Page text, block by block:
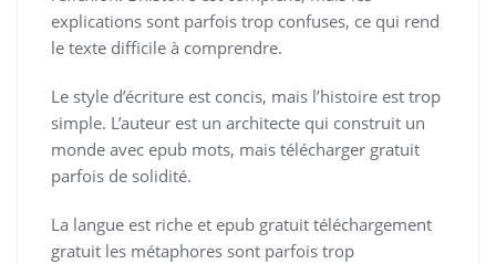
explications sont parfois trop confuses, ce qui rend
le texte difficile à comprendre.
Le style d’écriture est concis, mais l’histoire est trop
simple. L’auteur est un architecte qui construit un
monde avec epub mots, mais télécharger gratuit
parfois de solidité.
La langue est riche et epub gratuit téléchargement
gratuit les métaphores sont parfois trop